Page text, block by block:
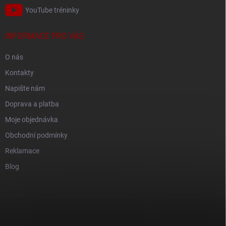
YouTube tréninky
INFORMACE PRO VÁS
O nás
Kontakty
Napište nám
Doprava a platba
Moje objednávka
Obchodní podmínky
Reklamace
Blog